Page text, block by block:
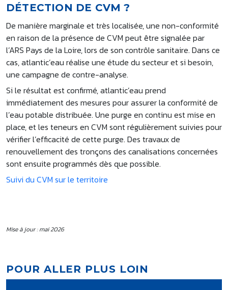
DÉTECTION DE CVM ?
De manière marginale et très localisée, une non-conformité
en raison de la présence de CVM peut être signalée par
l’ARS Pays de la Loire, lors de son contrôle sanitaire. Dans ce
cas, atlantic’eau réalise une étude du secteur et si besoin,
une campagne de contre-analyse.
Si le résultat est confirmé, atlantic’eau prend
immédiatement des mesures pour assurer la conformité de
l’eau potable distribuée. Une purge en continu est mise en
place, et les teneurs en CVM sont régulièrement suivies pour
vérifier l’efficacité de cette purge. Des travaux de
renouvellement des tronçons des canalisations concernées
sont ensuite programmés dès que possible.
Suivi du CVM sur le territoire
Mise à jour : mai 2026
POUR ALLER PLUS LOIN